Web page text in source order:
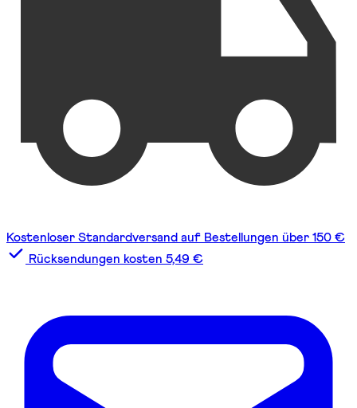
Kostenloser Standardversand auf Bestellungen über 150 €
Rücksendungen kosten 5,49 €